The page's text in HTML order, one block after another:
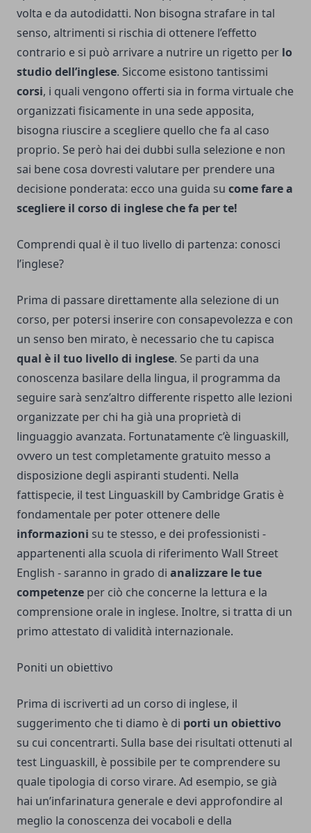
volta e da autodidatti. Non bisogna strafare in tal
senso, altrimenti si rischia di ottenere l’effetto
contrario e si può arrivare a nutrire un rigetto per lo
studio dell’inglese. Siccome esistono tantissimi
corsi, i quali vengono offerti sia in forma virtuale che
organizzati fisicamente in una sede apposita,
bisogna riuscire a scegliere quello che fa al caso
proprio. Se però hai dei dubbi sulla selezione e non
sai bene cosa dovresti valutare per prendere una
decisione ponderata: ecco una guida su come fare a
scegliere il corso di inglese che fa per te!
Comprendi qual è il tuo livello di partenza: conosci
l’inglese?
Prima di passare direttamente alla selezione di un
corso, per potersi inserire con consapevolezza e con
un senso ben mirato, è necessario che tu capisca
qual è il tuo livello di inglese. Se parti da una
conoscenza basilare della lingua, il programma da
seguire sarà senz’altro differente rispetto alle lezioni
organizzate per chi ha già una proprietà di
linguaggio avanzata. Fortunatamente c’è linguaskill,
ovvero un test completamente gratuito messo a
disposizione degli aspiranti studenti. Nella
fattispecie, il test Linguaskill by Cambridge Gratis è
fondamentale per poter ottenere delle
informazioni su te stesso, e dei professionisti -
appartenenti alla scuola di riferimento Wall Street
English - saranno in grado di analizzare le tue
competenze per ciò che concerne la lettura e la
comprensione orale in inglese. Inoltre, si tratta di un
primo attestato di validità internazionale.
Poniti un obiettivo
Prima di iscriverti ad un corso di inglese, il
suggerimento che ti diamo è di porti un obiettivo
su cui concentrarti. Sulla base dei risultati ottenuti al
test Linguaskill, è possibile per te comprendere su
quale tipologia di corso virare. Ad esempio, se già
hai un’infarinatura generale e devi approfondire al
meglio la conoscenza dei vocaboli e della